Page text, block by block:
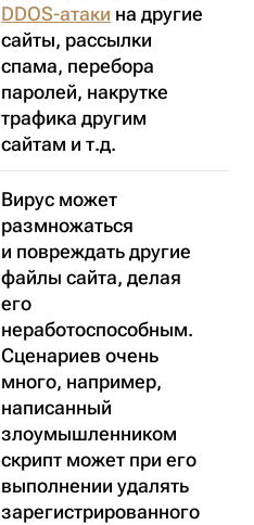
DDOS-атаки на другие
сайты, рассылки
спама, перебора
паролей, накрутке
трафика другим
сайтам и т.д.
Вирус может
размножаться
и повреждать другие
файлы сайта, делая
его
неработоспособным.
Сценариев очень
много, например,
написанный
злоумышленником
скрипт может при его
выполнении удалять
зарегистрированного